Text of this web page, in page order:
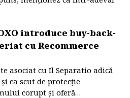
introduce buy-back-
cu Recommerce
asociat cu Il Separatio adică
ca scut de protecție
corupt și oferă…